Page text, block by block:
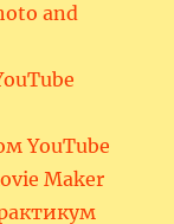
and
YouTube
Maker